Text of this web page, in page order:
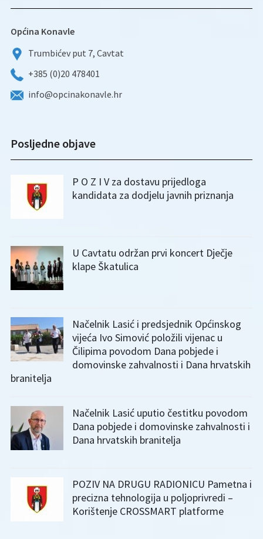
Općina Konavle
Trumbićev put 7, Cavtat
+385 (0)20 478401
info@opcinakonavle.hr
Posljedne objave
P O Z I V za dostavu prijedloga
kandidata za dodjelu javnih priznanja
U Cavtatu održan prvi koncert Dječje
klape Škatulica
Načelnik Lasić i predsjednik Općinskog
vijeća Ivo Simović položili vijenac u
Čilipima povodom Dana pobjede i
domovinske zahvalnosti i Dana hrvatskih
branitelja
Načelnik Lasić uputio čestitku povodom
Dana pobjede i domovinske zahvalnosti i
Dana hrvatskih branitelja
POZIV NA DRUGU RADIONICU Pametna i
precizna tehnologija u poljoprivredi –
Korištenje CROSSMART platforme